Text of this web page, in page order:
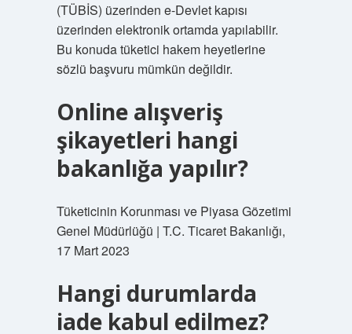
(TÜBİS) üzerinden e-Devlet kapısı
üzerinden elektronik ortamda yapılabilir.
Bu konuda tüketici hakem heyetlerine
sözlü başvuru mümkün değildir.
Online alışveriş
şikayetleri hangi
bakanlığa yapılır?
Tüketicinin Korunması ve Piyasa Gözetimi
Genel Müdürlüğü | T.C. Ticaret Bakanlığı,
17 Mart 2023
Hangi durumlarda
iade kabul edilmez?